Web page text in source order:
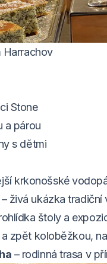
Harrachov
Stone
a párou
s dětmi
krkonošské
– živá ukázka
štoly a
zpět koloběžkou,
– rodinná trasa v